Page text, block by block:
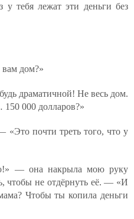
у тебя лежат эти деньги без
дом?»
драматичной! Не весь дом.
000 долларов?»
«Это почти треть того, что у
— она накрыла мою руку
чтобы не отдёрнуть её. — «И
Чтобы ты копила деньги